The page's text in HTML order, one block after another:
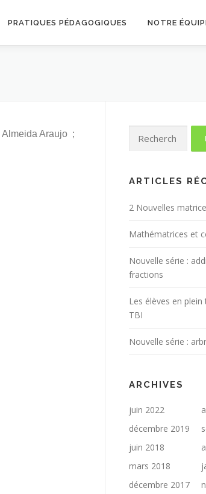
PRATIQUES PÉDAGOGIQUES NOTRE
Almeida Araujo ;
ARTICLES
2 Nouvelles
Mathématrices et
Nouvelle série :
fractions
Les élèves en
TBI
Nouvelle série :
ARCHIVES
juin 2022
décembre 2019
juin 2018
mars 2018
décembre 2017